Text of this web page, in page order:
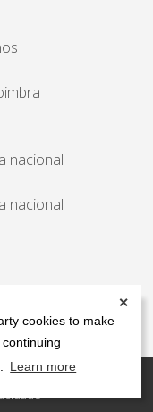
cookies to make
Learn more
✕
nacional
nacional